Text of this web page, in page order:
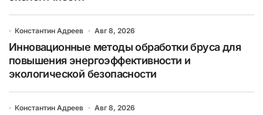
Константин Адреев Авг 8, 2026
Инновационные методы обработки бруса для
повышения энергоэффективности и
экологической безопасности
Константин Адреев Авг 8, 2026